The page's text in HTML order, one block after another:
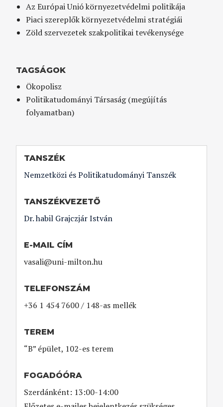
Az Európai Unió környezetvédelmi politikája
Piaci szereplők környezetvédelmi stratégiái
Zöld szervezetek szakpolitikai tevékenysége
TAGSÁGOK
Ökopolisz
Politikatudományi Társaság (megújítás
folyamatban)
TANSZÉK
Nemzetközi és Politikatudományi Tanszék
TANSZÉKVEZETŐ
Dr. habil Grajczjár István
E-MAIL CÍM
vasali@uni-milton.hu
TELEFONSZÁM
+36 1 454 7600 / 148-as mellék
TEREM
“B” épület, 102-es terem
FOGADÓÓRA
Szerdánként: 13:00-14:00